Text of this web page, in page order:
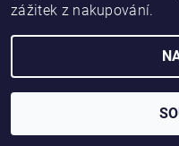
MICRO:BIT KIT PRO
1
zážitek z nakupování.